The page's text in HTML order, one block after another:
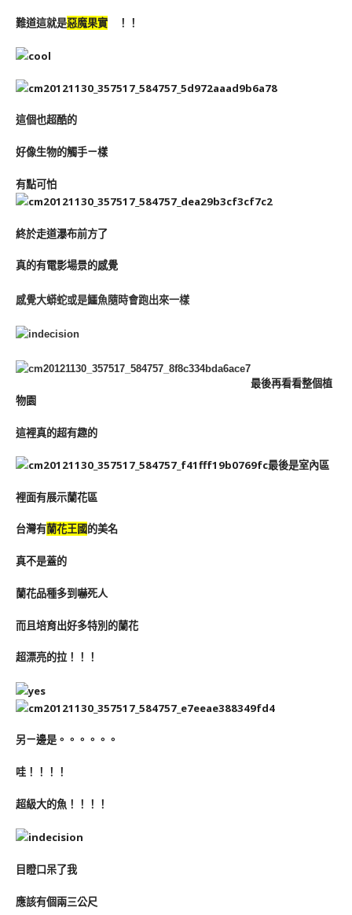
難道這就是惡魔果實 ！！
這個也超酷的
好像生物的觸手ㄧ樣
有點可怕
終於走道瀑布前方了
真的有電影場景的感覺
感覺大蟒蛇或是鱷魚隨時會跑出來一樣
最後再看看整個植
物園
這裡真的超有趣的
最後是室內區
裡面有展示蘭花區
台灣有蘭花王國的美名
真不是蓋的
蘭花品種多到嚇死人
而且培育出好多特別的蘭花
超漂亮的拉！！！
另ㄧ邊是。。。。。。
哇！！！！
超級大的魚！！！！
目瞪口呆了我
應該有個兩三公尺